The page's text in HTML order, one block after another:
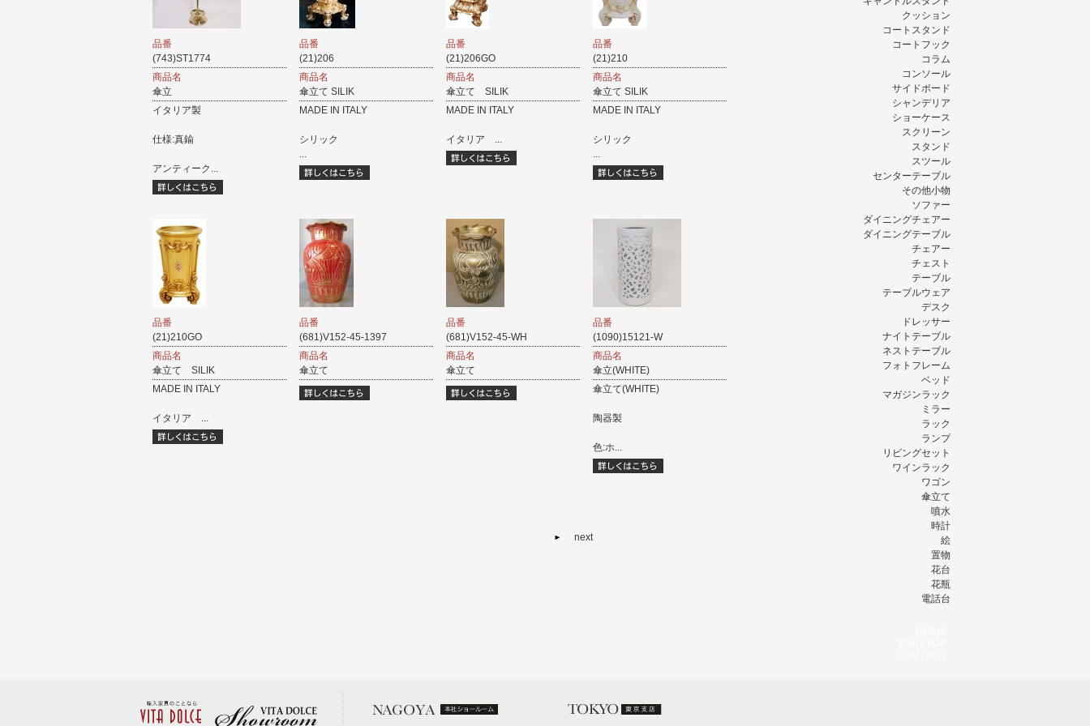
品番
(743)ST1774
商品名
傘立
イタリア製
仕様:真鍮
アンティーク...
品番
(21)206
商品名
傘立て SILIK
MADE IN ITALY
シリック
...
品番
(21)206GO
商品名
傘立て SILIK
MADE IN ITALY
イタリア ...
品番
(21)210
商品名
傘立て SILIK
MADE IN ITALY
シリック
...
品番
(21)210GO
商品名
傘立て SILIK
MADE IN ITALY
イタリア ...
品番
(681)V152-45-1397
商品名
傘立て
品番
(681)V152-45-WH
商品名
傘立て
品番
(1090)15121-W
商品名
傘立(WHITE)
傘立て(WHITE)
陶器製
色:ホ...
next
クッション
コートスタンド
コートフック
コラム
コンソール
サイドボード
シャンデリア
ショーケース
スクリーン
スタンド
スツール
センターテーブル
その他小物
ソファー
ダイニングチェアー
ダイニングテーブル
チェアー
チェスト
テーブル
テーブルウェア
デスク
ドレッサー
ナイトテーブル
ネストテーブル
フォトフレーム
ベッド
マガジンラック
ミラー
ラック
ランプ
リビングセット
ワインラック
ワゴン
傘立て
噴水
時計
絵
置物
花台
花瓶
電話台